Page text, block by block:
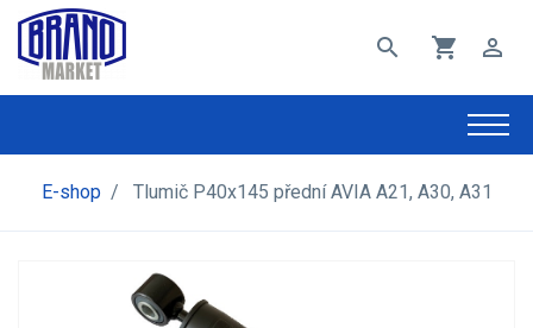
search shopping_cart perm_identity
E-shop / Tlumič P40x145 přední AVIA A21, A30, A31